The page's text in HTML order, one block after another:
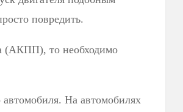
повредить.
(АКПП), то необходимо
автомобиля. На автомобилях